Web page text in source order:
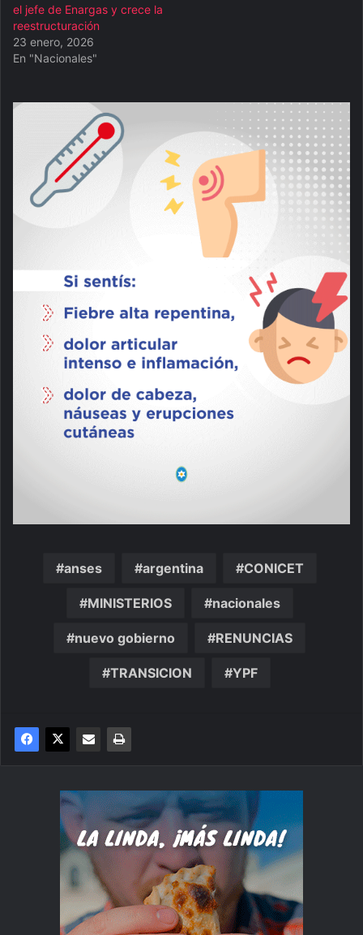
el jefe de Enargas y crece la
reestructuración
23 enero, 2026
En "Nacionales"
anses argentina CONICET
MINISTERIOS nacionales
nuevo gobierno RENUNCIAS
TRANSICION YPF